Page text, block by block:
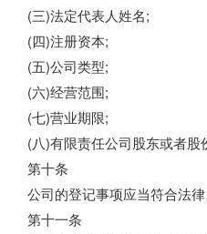
(三)法定代表人姓名;
(四)注册资本;
(五)公司类型;
(六)经营范围;
(七)营业期限;
(八)有限责任公司股东或者
第十条
公司的登记事项应当符合法
第十一条